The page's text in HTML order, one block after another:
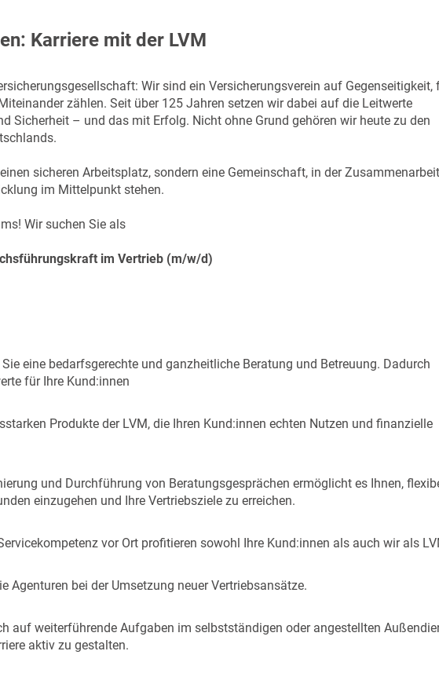
Karriere mit der LVM
Wir sind ein Versicherungsverein auf Gegenseitigkeit,
zählen. Seit über 125 Jahren setzen wir dabei auf die Leitwerte
Sicherheit – und das mit Erfolg. Nicht ohne Grund gehören wir heute zu den
sicheren Arbeitsplatz, sondern eine Gemeinschaft, in der Zusammenarbeit
im Mittelpunkt stehen.
Wir suchen Sie als
im Vertrieb (m/w/d)
eine bedarfsgerechte und ganzheitliche Beratung und Betreuung. Dadurch
für Ihre Kund:innen
Produkte der LVM, die Ihren Kund:innen echten Nutzen und finanzielle
und Durchführung von Beratungsgesprächen ermöglicht es Ihnen,
einzugehen und Ihre Vertriebsziele zu erreichen.
vor Ort profitieren sowohl Ihre Kund:innen als auch wir als
Agenturen bei der Umsetzung neuer Vertriebsansätze.
auf weiterführende Aufgaben im selbstständigen oder angestellten
aktiv zu gestalten.